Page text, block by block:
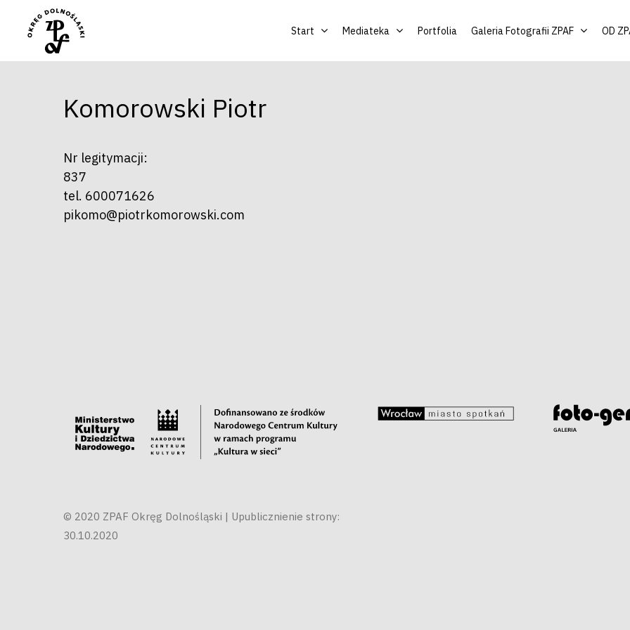
Naciśnij enter by wyszukać lub ESC aby zamknąć
Start Mediateka Portfolia Galeria Fotografii ZPAF OD
Komorowski Piotr
Nr legitymacji:
837
tel. 600071626
pikomo@piotrkomorowski.com
© 2020 ZPAF Okręg Dolnośląski | Upublicznienie strony:
30.10.2020